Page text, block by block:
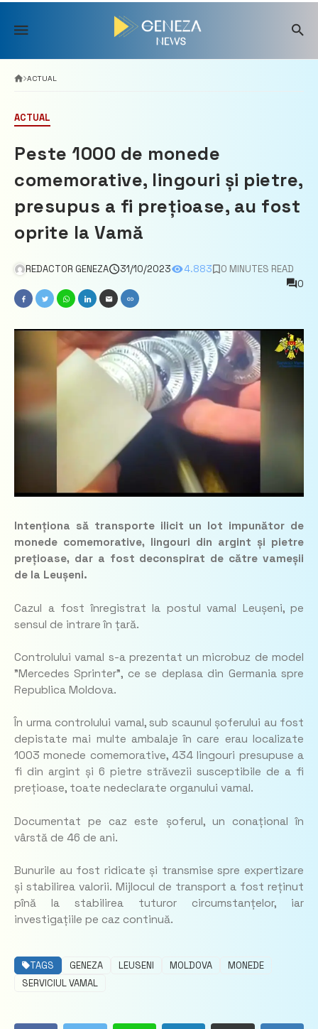
Skip
content
ACTUAL
ACTUAL
Peste 1000 de monede
comemorative, lingouri și pietre,
presupus a fi prețioase, au fost
oprite la Vamă
REDACTOR GENEZA 31/10/2023 4.883
0 MINUTES READ
0
Intenționa să transporte ilicit un lot impunător de
monede comemorative, lingouri din argint și pietre
prețioase, dar a fost deconspirat de către vameșii
de la Leușeni.
Cazul a fost înregistrat la postul vamal Leușeni, pe
sensul de intrare în țară.
Controlului vamal s-a prezentat un microbuz de model
”Mercedes Sprinter”, ce se deplasa din Germania spre
Republica Moldova.
În urma controlului vamal, sub scaunul șoferului au fost
depistate mai multe ambalaje în care erau localizate
1003 monede comemorative, 434 lingouri presupuse a
fi din argint și 6 pietre străvezii susceptibile de a fi
prețioase, toate nedeclarate organului vamal.
Documentat pe caz este șoferul, un conațional în
vârstă de 46 de ani.
Bunurile au fost ridicate și transmise spre expertizare
și stabilirea valorii. Mijlocul de transport a fost reținut
pînă la stabilirea tuturor circumstanțelor, iar
investigațiile pe caz continuă.
TAGS GENEZA LEUSENI MOLDOVA
MONEDE
SERVICIUL VAMAL